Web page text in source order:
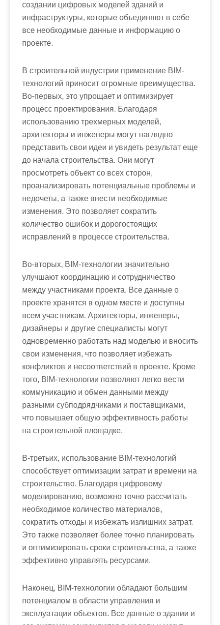
создании цифровых моделей зданий и
инфраструктуры, которые объединяют в себе
все необходимые данные и информацию о
проекте.
В строительной индустрии применение BIM-
технологий приносит огромные преимущества.
Во-первых, это упрощает и оптимизирует
процесс проектирования. Благодаря
использованию трехмерных моделей,
архитекторы и инженеры могут наглядно
представить свои идеи и увидеть результат еще
до начала строительства. Они могут
просмотреть объект со всех сторон,
проанализировать потенциальные проблемы и
недочеты, а также внести необходимые
изменения. Это позволяет сократить
количество ошибок и дорогостоящих
исправлений в процессе строительства.
Во-вторых, BIM-технологии значительно
улучшают координацию и сотрудничество
между участниками проекта. Все данные о
проекте хранятся в одном месте и доступны
всем участникам. Архитекторы, инженеры,
дизайнеры и другие специалисты могут
одновременно работать над моделью и вносить
свои изменения, что позволяет избежать
конфликтов и несоответствий в проекте. Кроме
того, BIM-технологии позволяют легко вести
коммуникацию и обмен данными между
разными субподрядчиками и поставщиками,
что повышает общую эффективность работы
на строительной площадке.
В-третьих, использование BIM-технологий
способствует оптимизации затрат и времени на
строительство. Благодаря цифровому
моделированию, возможно точно рассчитать
необходимое количество материалов,
сократить отходы и избежать излишних затрат.
Это также позволяет более точно планировать
и оптимизировать сроки строительства, а также
эффективно управлять ресурсами.
Наконец, BIM-технологии обладают большим
потенциалом в области управления и
эксплуатации объектов. Все данные о здании и